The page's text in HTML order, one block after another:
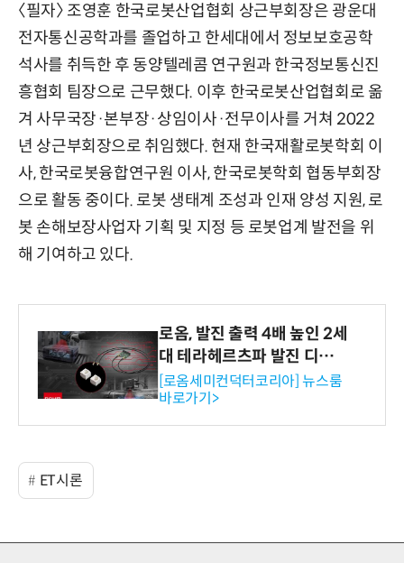
〈필자〉 조영훈 한국로봇산업협회 상근부회장은 광운대
전자통신공학과를 졸업하고 한세대에서 정보보호공학
석사를 취득한 후 동양텔레콤 연구원과 한국정보통신진
흥협회 팀장으로 근무했다. 이후 한국로봇산업협회로 옮
겨 사무국장·본부장·상임이사·전무이사를 거쳐 2022
년 상근부회장으로 취임했다. 현재 한국재활로봇학회 이
사, 한국로봇융합연구원 이사, 한국로봇학회 협동부회장
으로 활동 중이다. 로봇 생태계 조성과 인재 양성 지원, 로
봇 손해보장사업자 기획 및 지정 등 로봇업계 발전을 위
해 기여하고 있다.
로옴, 발진 출력 4배 높인 2세
대 테라헤르츠파 발진 디바이
스 개발
[로옴세미컨덕터코리아] 뉴스룸
바로가기>
ET시론